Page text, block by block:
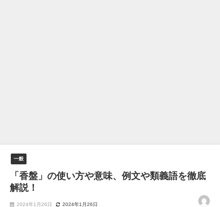
一般
「香盤」の使い方や意味、例文や類義語を徹底
解説！
2024年1月26日 2024年1月26日